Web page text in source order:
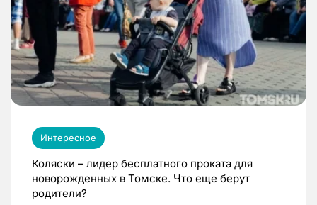
Интересное
Коляски – лидер бесплатного проката для
новорожденных в Томске. Что еще берут
родители?